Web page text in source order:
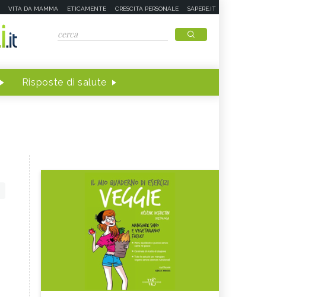
VITA DA MAMMA ETICAMENTE CRESCITA PERSONALE SAPERE.IT
Risposte di salute